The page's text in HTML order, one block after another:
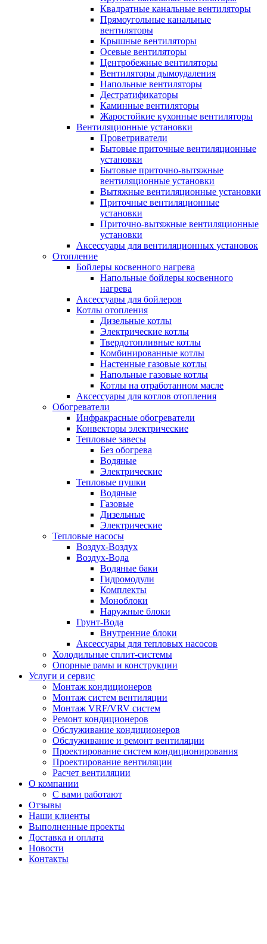
Квадратные канальные вентиляторы
Прямоугольные канальные
вентиляторы
Крышные вентиляторы
Осевые вентиляторы
Центробежные вентиляторы
Вентиляторы дымоудаления
Напольные вентиляторы
Дестратификаторы
Каминные вентиляторы
Жаростойкие кухонные вентиляторы
Вентиляционные установки
Проветриватели
Бытовые приточные вентиляционные
установки
Бытовые приточно-вытяжные
вентиляционные установки
Вытяжные вентиляционные установки
Приточные вентиляционные
установки
Приточно-вытяжные вентиляционные
установки
Аксессуары для вентиляционных установок
Отопление
Бойлеры косвенного нагрева
Напольные бойлеры косвенного
нагрева
Аксессуары для бойлеров
Котлы отопления
Дизельные котлы
Электрические котлы
Твердотопливные котлы
Комбинированные котлы
Настенные газовые котлы
Напольные газовые котлы
Котлы на отработанном масле
Аксессуары для котлов отопления
Обогреватели
Инфракрасные обогреватели
Конвекторы электрические
Тепловые завесы
Без обогрева
Водяные
Электрические
Тепловые пушки
Водяные
Газовые
Дизельные
Электрические
Тепловые насосы
Воздух-Воздух
Воздух-Вода
Водяные баки
Гидромодули
Комплекты
Моноблоки
Наружные блоки
Грунт-Вода
Внутренние блоки
Аксессуары для тепловых насосов
Холодильные сплит-системы
Опорные рамы и конструкции
Услуги и сервис
Монтаж кондиционеров
Монтаж систем вентиляции
Монтаж VRF/VRV систем
Ремонт кондиционеров
Обслуживание кондиционеров
Обслуживание и ремонт вентиляции
Проектирование систем кондиционирования
Проектирование вентиляции
Расчет вентиляции
О компании
С вами работают
Отзывы
Наши клиенты
Выполненные проекты
Доставка и оплата
Новости
Контакты